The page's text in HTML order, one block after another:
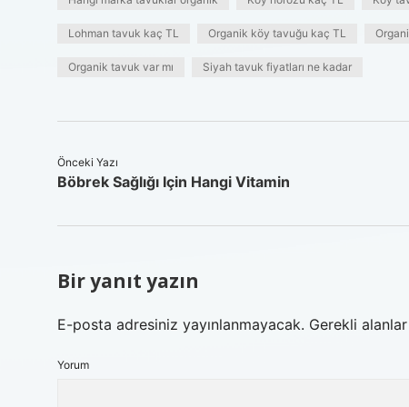
Lohman tavuk kaç TL Organik köy tavuğu kaç TL
Organik tavuk var mı Siyah tavuk fiyatları ne kadar
Önceki Yazı
Böbrek Sağlığı Için Hangi Vitamin
Bir yanıt yazın
E-posta adresiniz yayınlanmayacak. Gerekli alanlar
Yorum